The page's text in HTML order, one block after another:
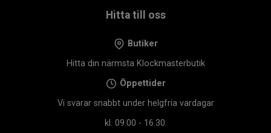
Hitta till oss
Butiker
Hitta din närmsta Klockmasterbutik
Öppettider
Vi svarar snabbt under helgfria vardagar
kl. 09.00 - 16.30.